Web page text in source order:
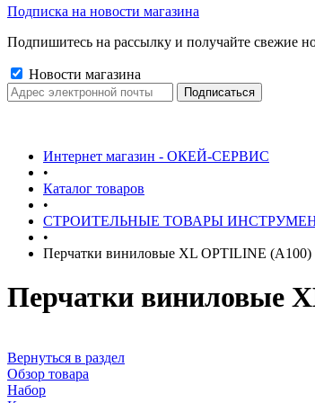
Подписка на новости магазина
Подпишитесь на рассылку и получайте свежие
Новости магазина
Интернет магазин - ОКЕЙ-СЕРВИС
•
Каталог товаров
•
СТРОИТЕЛЬНЫЕ ТОВАРЫ
•
Перчатки виниловые XL OPTILINE (А100)
Перчатки виниловые
Вернуться в раздел
Обзор товара
Набор